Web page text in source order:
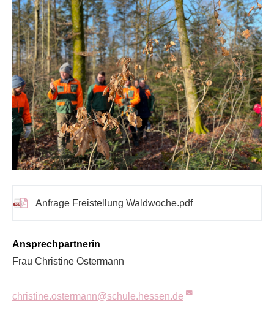
Anfrage Freistellung Waldwoche.pdf
Ansprechpartnerin
Frau Christine Ostermann
christine.ostermann@schule.hessen.de